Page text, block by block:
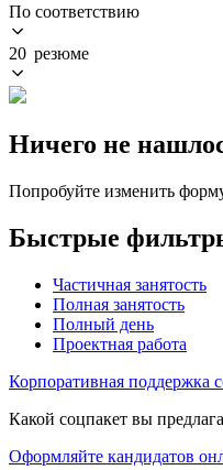
По соответствию
20 резюме
Ничего не
Попробуйте изменить
Быстрые
Частичная занятость
Полная занятость
Полный день
Проектная работа
Корпоративная поддержка
Какой соцпакет вы
Оформляйте кандидатов